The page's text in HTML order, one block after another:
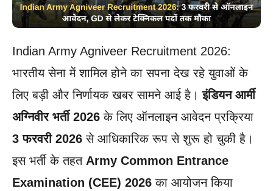
Indian Army Agniveer Recruitment 2026:
भारतीय सेना में शामिल होने का सपना देख रहे युवाओं के
लिए बड़ी और निर्णायक खबर सामने आई है।इंडियन आर्मी
अग्निवीर भर्ती 2026 के लिए ऑनलाइन आवेदन प्रक्रिया
3 फरवरी 2026 से आधिकारिक रूप से शुरू हो चुकी है।
इस भर्ती के तहत Army Common Entrance
Examination (CEE) 2026 का आयोजन किया